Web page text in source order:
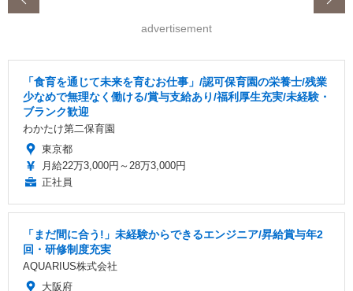
advertisement
「食育を通じて未来を育むお仕事」/認可保育園の栄養士/残業
少なめで無理なく働ける/賞与支給あり/福利厚生充実/未経験・
ブランク歓迎
わかたけ第二保育園
東京都
月給22万3,000円～28万3,000円
正社員
「まだ間に合う!」未経験からできるエンジニア/昇給賞与年2
回・研修制度充実
AQUARIUS株式会社
大阪府